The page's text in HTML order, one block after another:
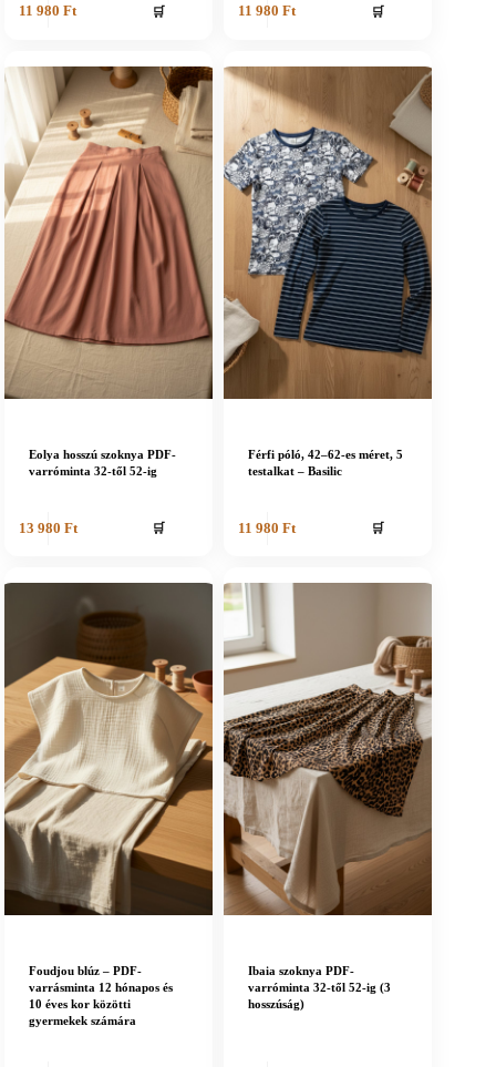
11 980Ft 🛒 11 980Ft 🛒
Eolya hosszú szoknya PDF-
varróminta 32-től 52-ig
13 980 Ft 🛒
Férfi póló, 42–62-es méret, 5
testalkat – Basilic
11 980Ft 🛒
Foudjou blúz – PDF-
varrásminta 12 hónapos és
10 éves kor közötti
gyermekek számára
Ibaia szoknya PDF-
varróminta 32-től 52-ig (3
hosszúság)